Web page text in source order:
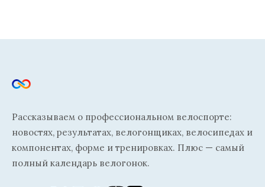
Рассказываем о профессиональном велоспорте:
новостях, результатах, велогонщиках, велосипедах и
компонентах, форме и тренировках. Плюс — самый
полный календарь велогонок.